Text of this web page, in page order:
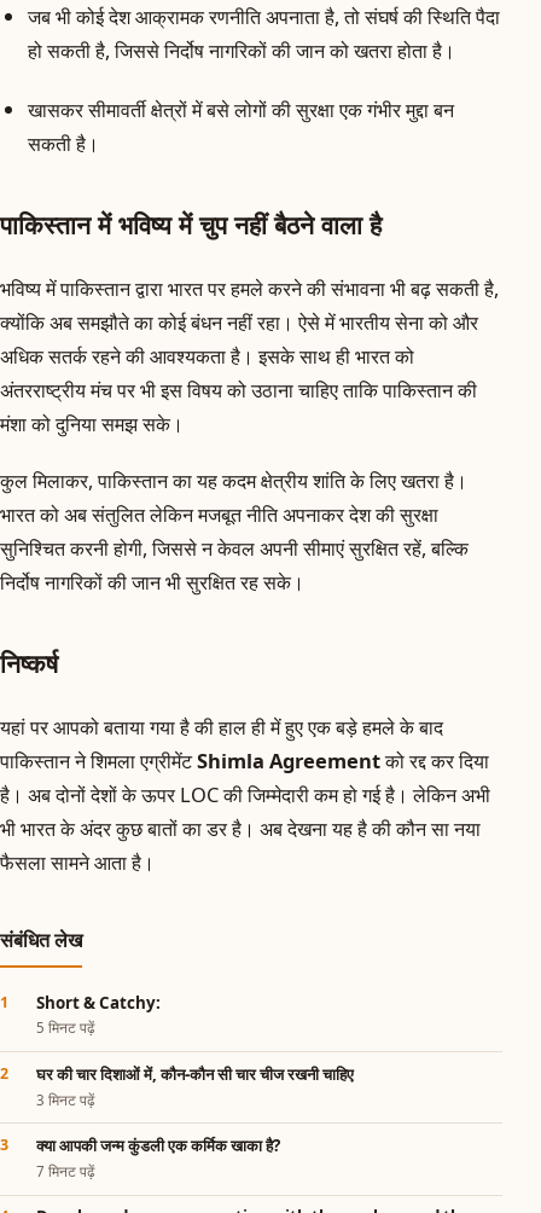
जब भी कोई देश आक्रामक रणनीति अपनाता है, तो संघर्ष की स्थिति पैदा
हो सकती है, जिससे निर्दोष नागरिकों की जान को खतरा होता है।
खासकर सीमावर्ती क्षेत्रों में बसे लोगों की सुरक्षा एक गंभीर मुद्दा बन
सकती है।
पाकिस्तान में भविष्य में चुप नहीं बैठने वाला है
भविष्य में पाकिस्तान द्वारा भारत पर हमले करने की संभावना भी बढ़ सकती है,
क्योंकि अब समझौते का कोई बंधन नहीं रहा। ऐसे में भारतीय सेना को और
अधिक सतर्क रहने की आवश्यकता है। इसके साथ ही भारत को
अंतरराष्ट्रीय मंच पर भी इस विषय को उठाना चाहिए ताकि पाकिस्तान की
मंशा को दुनिया समझ सके।
कुल मिलाकर, पाकिस्तान का यह कदम क्षेत्रीय शांति के लिए खतरा है।
भारत को अब संतुलित लेकिन मजबूत नीति अपनाकर देश की सुरक्षा
सुनिश्चित करनी होगी, जिससे न केवल अपनी सीमाएं सुरक्षित रहें, बल्कि
निर्दोष नागरिकों की जान भी सुरक्षित रह सके।
निष्कर्ष
यहां पर आपको बताया गया है की हाल ही में हुए एक बड़े हमले के बाद
पाकिस्तान ने शिमला एग्रीमेंटShimla Agreementको रद्द कर दिया
है। अब दोनों देशों के ऊपर LOC की जिम्मेदारी कम हो गई है। लेकिन अभी
भी भारत के अंदर कुछ बातों का डर है। अब देखना यह है की कौन सा नया
फैसला सामने आता है।
संबंधित लेख
Short & Catchy:
5 मिनट पढ़ें
घर की चार दिशाओं में, कौन-कौन सी चार चीज रखनी चाहिए
3 मिनट पढ़ें
क्या आपकी जन्म कुंडली एक कर्मिक खाका है?
7 मिनट पढ़ें